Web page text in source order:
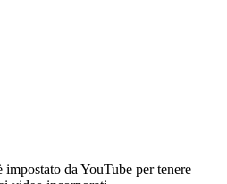
impostato da YouTube per tenere